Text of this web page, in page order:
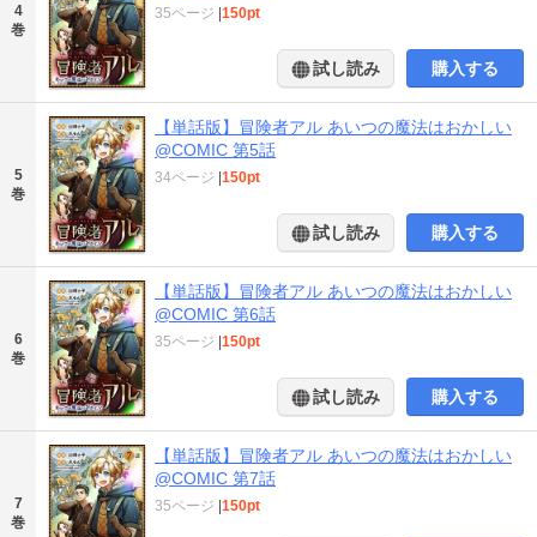
4
巻
35ページ |150pt
試し読み 購入する
5
巻
【単話版】冒険者アル あいつの魔法はおかしい
@COMIC 第5話
34ページ |150pt
試し読み 購入する
6
巻
【単話版】冒険者アル あいつの魔法はおかしい
@COMIC 第6話
35ページ |150pt
試し読み 購入する
7
巻
【単話版】冒険者アル あいつの魔法はおかしい
@COMIC 第7話
35ページ |150pt